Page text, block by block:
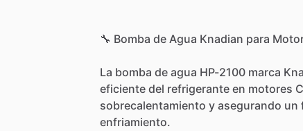
🔧 Bomba de Agua Knadian para
La bomba de agua HP-2100 marca
eficiente del refrigerante en motores
sobrecalentamiento y asegurando un
enfriamiento.